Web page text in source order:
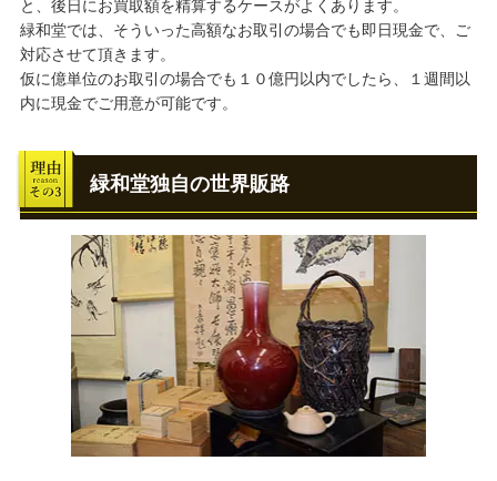
と、後日にお買取額を精算するケースがよくあります。
緑和堂では、そういった高額なお取引の場合でも即日現金で、ご
対応させて頂きます。
仮に億単位のお取引の場合でも１０億円以内でしたら、１週間以
内に現金でご用意が可能です。
緑和堂独自の世界販路